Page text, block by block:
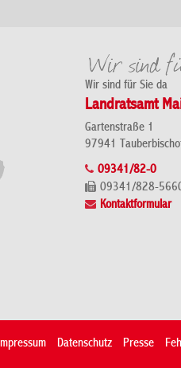
Wir sind für Sie da
Landratsamt
Gartenstraße 1
97941
09341/82-0
09341/828-
Kontaktformular
Datenschutz Presse